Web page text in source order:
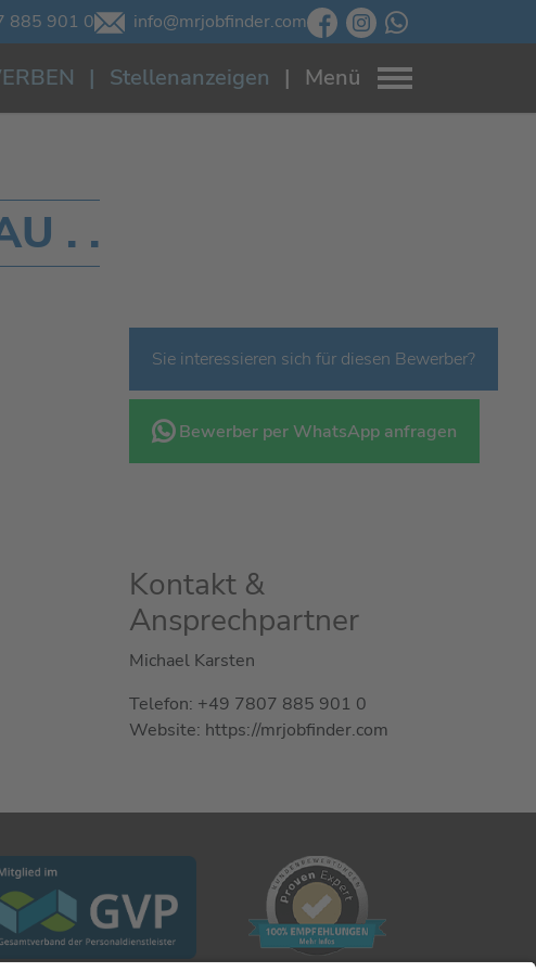
885 901 0 info@mrjobfinder.com
Stellenanzeigen Menü
. .
Sie interessieren sich für diesen Bewerber?
Bewerber per WhatsApp anfragen
Kontakt &
Ansprechpartner
Michael Karsten
Telefon: +49 7807 885 901 0
Website: https://mrjobfinder.com